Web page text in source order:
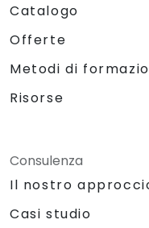
Catalogo
Offerte
Metodi di
Risorse
Consulenza
Il nostro
Casi studio